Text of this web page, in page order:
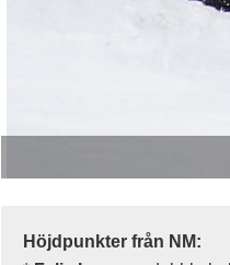
Höjdpunkter från NM: